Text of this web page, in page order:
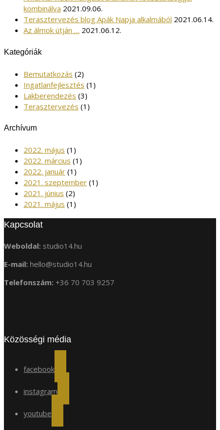
kombinálva 2021.09.06.
Terasztervezés blog Apák Napja alkalmából 2021.06.14.
Az álmok útján … 2021.06.12.
Kategóriák
Bemutatkozás (2)
Ingatlanfejlesztés (1)
Lakberendezés (3)
Terasztervezés (1)
Archívum
2022. május (1)
2022. március (1)
2022. január (1)
2021. szeptember (1)
2021. június (2)
2021. május (1)
Kapcsolat
Weboldal: studio14.hu
E-mail: hello@studio14.hu
Telefonszám: +36 70 703 9257
Közösségi média
facebook
instagram
youtube